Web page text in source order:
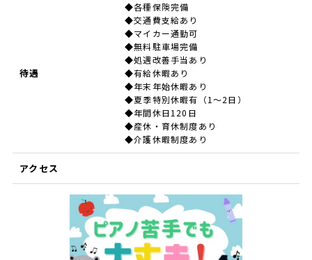
待遇
◆各種保険完備
◆交通費支給あり
◆マイカー通勤可
◆無料駐車場完備
◆処遇改善手当あり
◆有給休暇あり
◆年末年始休暇あり
◆夏季特別休暇有（1～2日）
◆年間休日120日
◆産休・育休制度あり
◆介護休暇制度あり
アクセス